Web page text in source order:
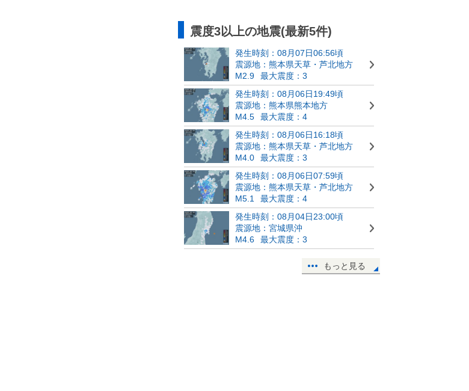
震度3以上の地震(最新5件)
発生時刻：08月07日06:56頃
震源地：熊本県天草・芦北地方
M2.9
最大震度：3
発生時刻：08月06日19:49頃
震源地：熊本県熊本地方
M4.5
最大震度：4
発生時刻：08月06日16:18頃
震源地：熊本県天草・芦北地方
M4.0
最大震度：3
発生時刻：08月06日07:59頃
震源地：熊本県天草・芦北地方
M5.1
最大震度：4
発生時刻：08月04日23:00頃
震源地：宮城県沖
M4.6
最大震度：3
もっと見る